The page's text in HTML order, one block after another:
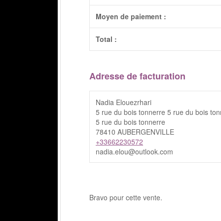
Moyen de paiement :
Total :
Adresse de facturation
Nadia Elouezrhari
5 rue du bois tonnerre 5 rue du bois
5 rue du bois tonnerre
78410 AUBERGENVILLE
+33662230572
nadia.elou@outlook.com
Bravo pour cette vente.